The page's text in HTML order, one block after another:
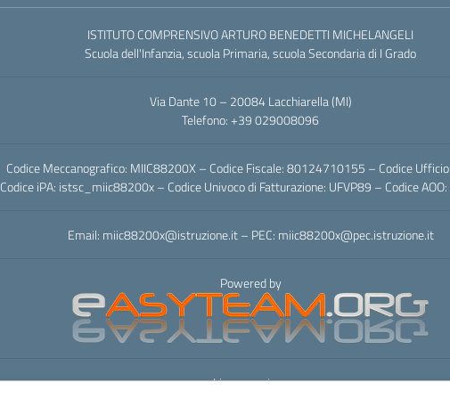
ISTITUTO COMPRENSIVO ARTURO BENEDETTI MICHELANGELI
Scuola dell'Infanzia, scuola Primaria, scuola Secondaria di I Grado
Via Dante 10 – 20084 Lacchiarella (MI)
Telefono: +39 029008096
Codice Meccanografico: MIIC88200X – Codice Fiscale: 80124710155 – Codice
Codice iPA: istsc_miic88200x – Codice Univoco di Fatturazione: UFVP89 – Codice
Email: miic88200x@istruzione.it – PEC: miic88200x@pec.istruzione.it
Powered by
Licenza e riuso